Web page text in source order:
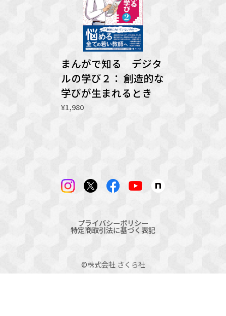
まんがで知る デジタ
ルの学び２： 創造的な
学びが生まれるとき
¥1,980
プライバシーポリシー
特定商取引法に基づく表記
©︎株式会社 さくら社